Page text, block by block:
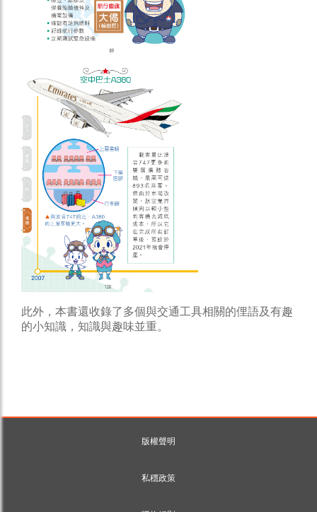
此外，本書還收錄了多個與交通工具相關的俚語及有趣
的小知識，知識與趣味並重。
版權聲明
私穩政策